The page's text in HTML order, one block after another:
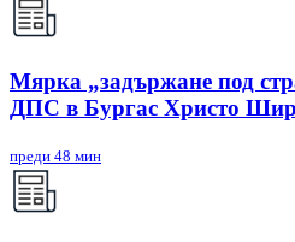
Мярка „задържане под
ДПС в Бургас Христо
преди 48 мин